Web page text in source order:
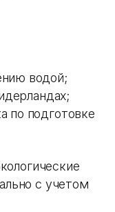
водой;
по подготовке
с учетом